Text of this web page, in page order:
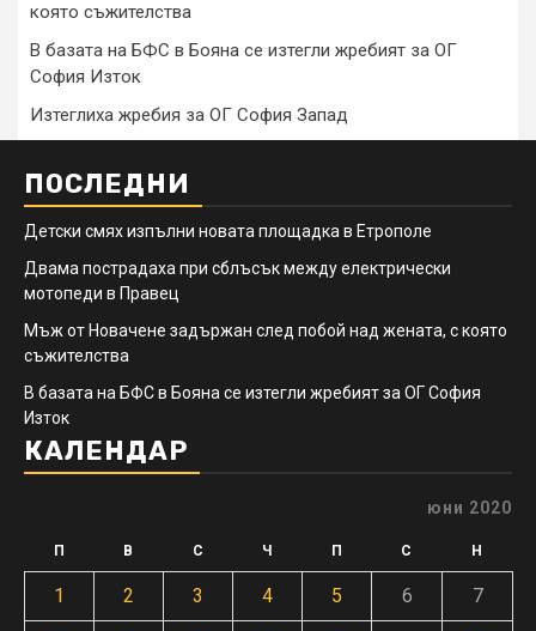
която съжителства
В базата на БФС в Бояна се изтегли жребият за ОГ
София Изток
Изтеглиха жребия за ОГ София Запад
ПОСЛЕДНИ
Детски смях изпълни новата площадка в Етрополе
Двама пострадаха при сблъсък между електрически
мотопеди в Правец
Мъж от Новачене задържан след побой над жената, с която
съжителства
В базата на БФС в Бояна се изтегли жребият за ОГ София
Изток
КАЛЕНДАР
юни 2020
П В С Ч П С Н
1 2 3 4 5 6 7